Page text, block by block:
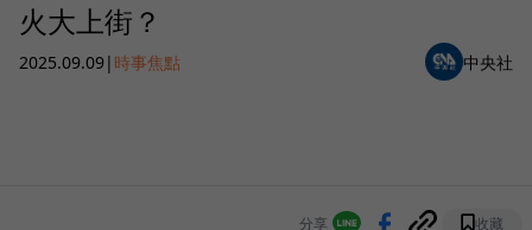
火大上街？
2025.09.09| 時事焦點 中央社
分享 收藏